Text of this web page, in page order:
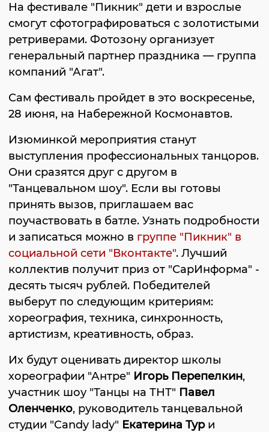
На фестивале "Пикник" дети и взрослые
смогут сфотографироваться с золотистыми
ретриверами. Фотозону организует
генеральный партнер праздника — группа
компаний "Агат".
Сам фестиваль пройдет в это воскресенье,
28 июня, на Набережной Космонавтов.
Изюминкой мероприятия станут
выступления профессиональных танцоров.
Они сразятся друг с другом в
"Танцевальном шоу". Если вы готовы
принять вызов, приглашаем вас
поучаствовать в батле. Узнать подробности
и записаться можно в группе "Пикник" в
социальной сети "Вконтакте". Лучший
коллектив получит приз от "СарИнформа" -
десять тысяч рублей. Победителей
выберут по следующим критериям:
хореография, техника, синхронность,
артистизм, креативность, образ.
Их будут оценивать директор школы
хореографии "Антре" Игорь Перепелкин,
участник шоу "Танцы на ТНТ" Павел
Оленченко, руководитель танцевальной
студии "Candy lady" Екатерина Тури